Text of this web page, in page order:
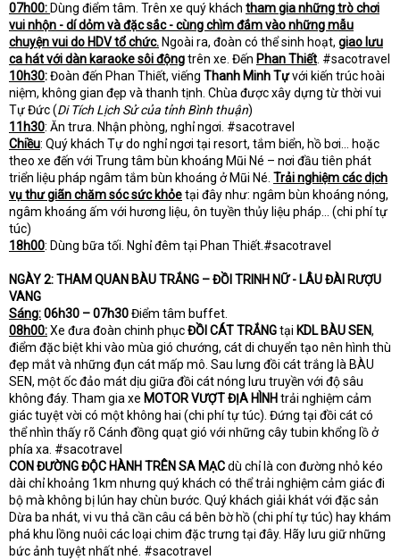
07h00: Dùng điểm tâm. Trên xe quý khách tham gia những trò chơi
vui nhộn - dí dỏm và đặc sắc - cùng chìm đắm vào những mẫu
chuyện vui do HDV tổ chức. Ngoài ra, đoàn có thể sinh hoạt, giao lưu
ca hát với dàn karaoke sôi độngtrên xe. Đến Phan Thiết. #sacotravel
10h30:Đoàn đến Phan Thiết, viếng Thanh Minh Tựvới kiến trúc hoài
niệm, không gian đẹp và thanh tịnh. Chùa được xây dựng từ thời vui
Tự Đức (Di Tích Lịch Sử của tỉnh Bình thuận)
11h30: Ăn trưa. Nhận phòng, nghỉ ngơi. #sacotravel
Chiều: Quý khách Tự do nghỉ ngơi tại resort, tắm biển, hồ bơi… hoặc
theo xe đến với Trung tâm bùn khoáng Mũi Né – nơi đầu tiên phát
triển liệu pháp ngâm tắm bùn khoáng ở Mũi Né. Trải nghiệm các dịch
vụ thư giãn chăm sóc sức khỏetại đây như: ngâm bùn khoáng nóng,
ngâm khoáng ấm với hương liệu, ôn tuyền thủy liệu pháp… (chi phí tự
túc)
18h00: Dùng bữa tối. Nghỉ đêm tại Phan Thiết.#sacotravel
NGÀY 2: THAM QUAN BÀU TRẮNG – ĐỒI TRINH NỮ - LÂU ĐÀI RƯỢU
VANG
Sáng:06h30 – 07h30Điểm tâm buffet.
08h00:Xe đưa đoàn chinh phụcĐỒI CÁT TRẮNGtại KDL BÀU SEN,
điểm đặc biệt khi vào mùa gió chướng, cát di chuyển tạo nên hình thù
đẹp mắt và những đụn cát mấp mô. Sau lưng đồi cát trắng là BÀU
SEN, một ốc đảo mát dịu giữa đồi cát nóng lưu truyền với độ sâu
không đáy. Tham gia xe MOTOR VƯỢT ĐỊA HÌNH trải nghiệm cảm
giác tuyệt vời có một không hai (chi phí tự túc). Đứng tại đồi cát có
thể nhìn thấy rõ Cánh đồng quạt gió với những cây tubin khổng lồ ở
phía xa. #sacotravel
CON ĐƯỜNG ĐỘC HÀNH TRÊN SA MẠCdù chỉ là con đường nhỏ kéo
dài chỉ khoảng 1km nhưng quý khách có thể trải nghiệm cảm giác đi
bộ mà không bị lún hay chùn bước. Quý khách giải khát với đặc sản
Dừa ba nhát, vi vu thả cần câu cá bên bờ hồ (chi phí tự túc) hay khám
phá khu lồng nuôi các loại chim đặc trưng tại đây. Hãy lưu giữ những
bức ảnh tuyệt nhất nhé. #sacotravel